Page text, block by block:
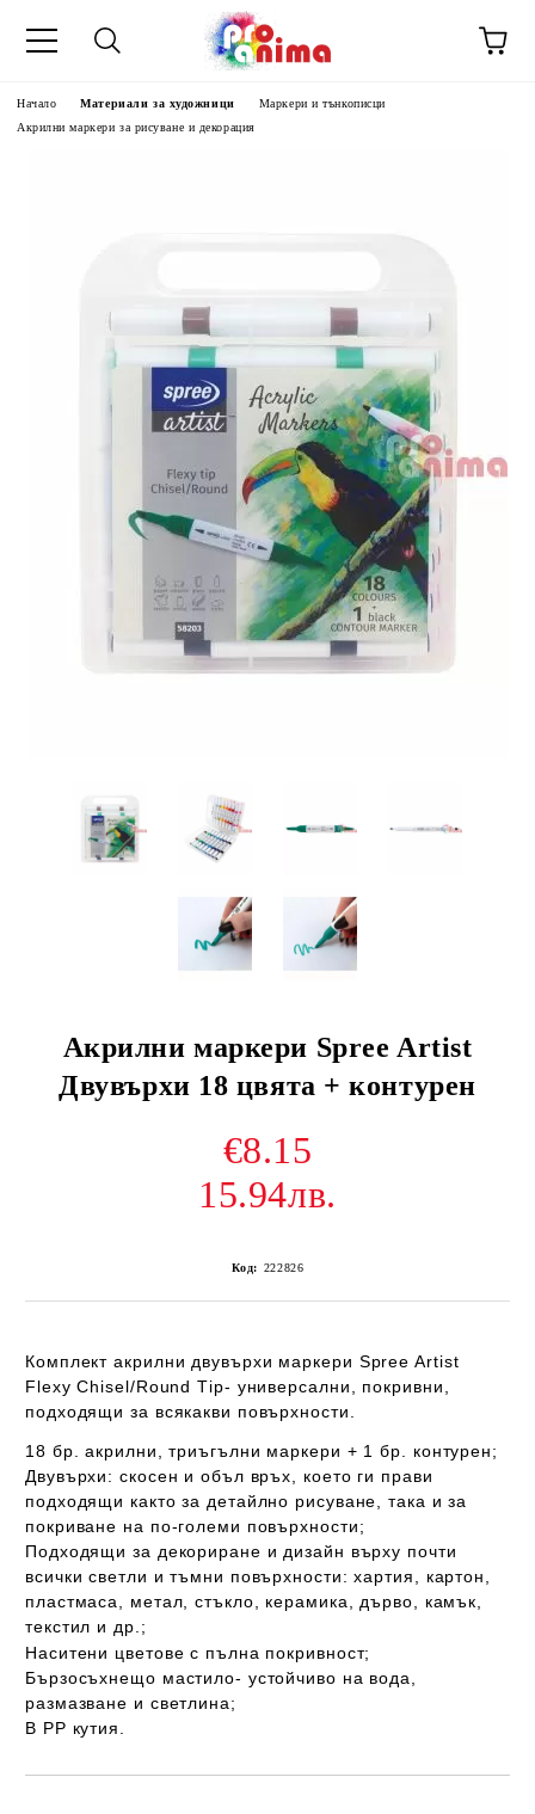
Начало Материали за художници
Маркери и тънкописци
Акрилни маркери за рисуване и декорация
Aкрилни маркери Spree Artist
Двувърхи 18 цвята + контурен
€8.15
15.94лв.
Код: 222826
Комплект акрилни двувърхи маркери Spree Artist
Flexy Chisel/Round Тip- универсални, покривни,
подходящи за всякакви повърхности.
18 бр
акрилни, триъгълни маркери + 1 бр. контурен;
Двувърхи: скосен и объл връх , което ги прави
подходящи както за детайлно рисуване, така и за
покриване на по-големи повърхности;
Подходящи за декориране и дизайн върху почти
всички светли и тъмни повърхности: хартия, картон,
пластмаса, метал, стъкло, керамика, дърво, камък,
текстил и др.;
Наситени цветове с пълна покривност;
Бързосъхнещо мастило- устойчиво на вода,
размазване и светлина;
В PP кутия.